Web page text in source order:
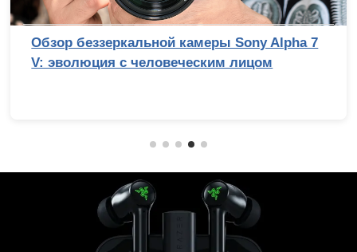
Обзор беззеркальной камеры Sony Alpha 7
V: эволюция с человеческим лицом